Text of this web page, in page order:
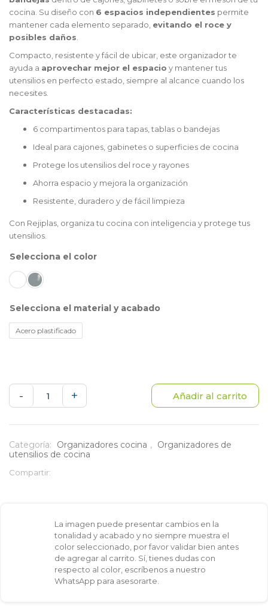
cocina. Su diseño con 6 espacios independientes permite
mantener cada elemento separado, evitando el roce y
posibles daños.
Compacto, resistente y fácil de ubicar, este organizador te
ayuda a aprovechar mejor el espacio y mantener tus
utensilios en perfecto estado, siempre al alcance cuando los
necesites.
Características destacadas:
6 compartimentos para tapas, tablas o bandejas
Ideal para cajones, gabinetes o superficies de cocina
Protege los utensilios del roce y rayones
Ahorra espacio y mejora la organización
Resistente, duradero y de fácil limpieza
Con Rejiplas, organiza tu cocina con inteligencia y protege tus
utensilios.
color
material y acabado
Acero plastificado
-
Porta
y
cantidad
+ Añadir al carrito
Categoría: Organizadores cocina , Organizadores de
utensilios de cocina
Compartir:
La imagen puede presentar cambios en la
tonalidad y acabado y no siempre muestra el
color seleccionado, por favor validar bien antes
de agregar al carrito. Sí, tienes dudas con
respecto al color, escríbenos a nuestro
WhatsApp para asesorarte.